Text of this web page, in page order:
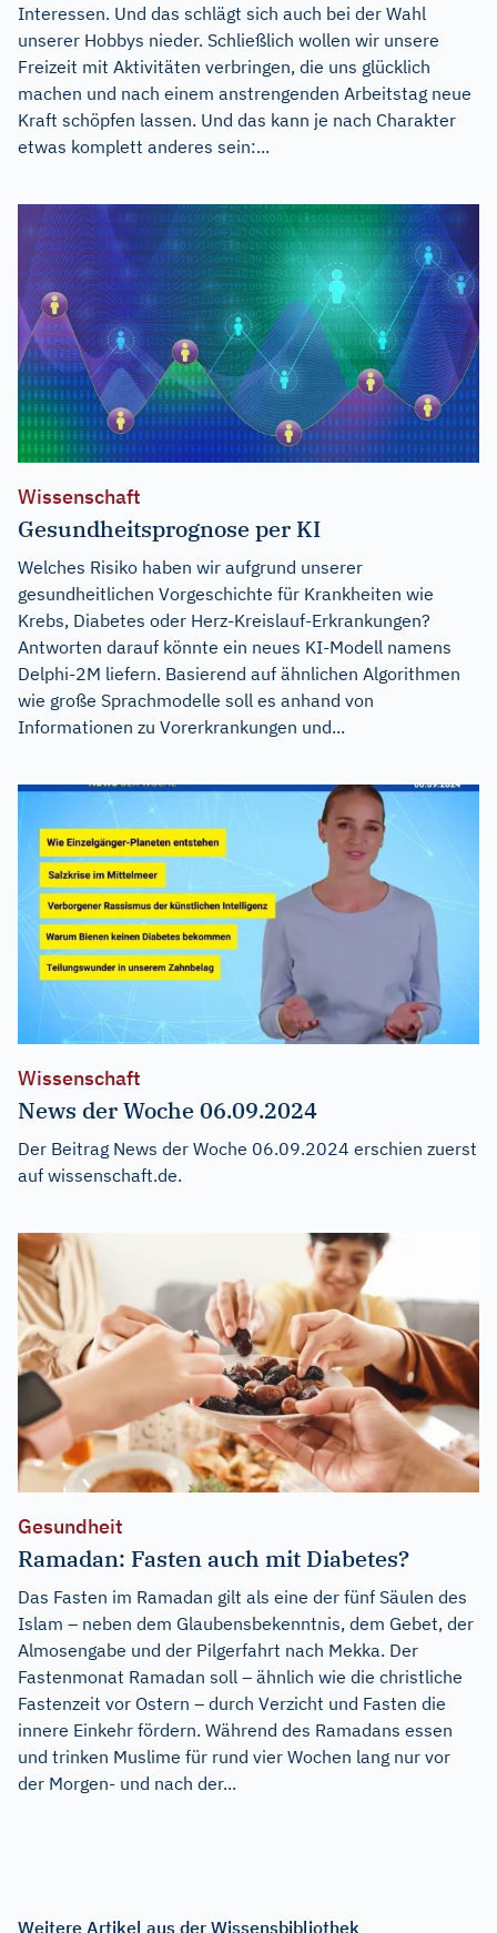
Interessen. Und das schlägt sich auch bei der Wahl
unserer Hobbys nieder. Schließlich wollen wir unsere
Freizeit mit Aktivitäten verbringen, die uns glücklich
machen und nach einem anstrengenden Arbeitstag neue
Kraft schöpfen lassen. Und das kann je nach Charakter
etwas komplett anderes sein:...
Wissenschaft
Gesundheitsprognose per KI
Welches Risiko haben wir aufgrund unserer
gesundheitlichen Vorgeschichte für Krankheiten wie
Krebs, Diabetes oder Herz-Kreislauf-Erkrankungen?
Antworten darauf könnte ein neues KI-Modell namens
Delphi-2M liefern. Basierend auf ähnlichen Algorithmen
wie große Sprachmodelle soll es anhand von
Informationen zu Vorerkrankungen und...
Wissenschaft
News der Woche 06.09.2024
Der Beitrag News der Woche 06.09.2024 erschien zuerst
auf wissenschaft.de.
Gesundheit
Ramadan: Fasten auch mit Diabetes?
Das Fasten im Ramadan gilt als eine der fünf Säulen des
Islam – neben dem Glaubensbekenntnis, dem Gebet, der
Almosengabe und der Pilgerfahrt nach Mekka. Der
Fastenmonat Ramadan soll – ähnlich wie die christliche
Fastenzeit vor Ostern – durch Verzicht und Fasten die
innere Einkehr fördern. Während des Ramadans essen
und trinken Muslime für rund vier Wochen lang nur vor
der Morgen- und nach der...
Weitere Artikel aus der Wissensbibliothek